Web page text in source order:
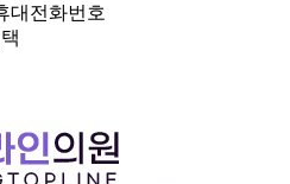
대전화번호